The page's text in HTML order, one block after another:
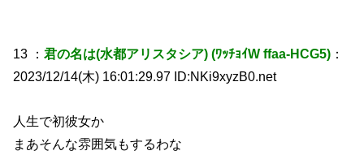
13 ：君の名は(水都アリスタシア) (ﾜｯﾁｮｲW ffaa-HCG5) ：
2023/12/14(木) 16:01:29.97 ID:NKi9xyzB0.net
人生で初彼女か
まあそんな雰囲気もするわな